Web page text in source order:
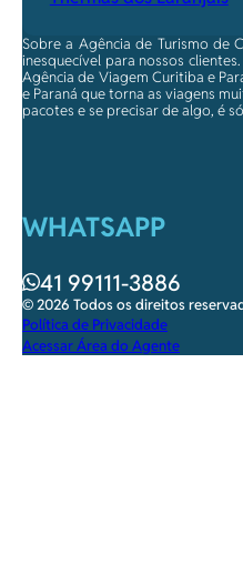
Sobre a Agência de Turismo de
inesquecível para nossos
Agência de Viagem Curitiba e
e Paraná que torna as viagens
pacotes e se precisar de algo, é
WHATSAPP
41 99111-3886
© 2026 Todos os direitos
Política de Privacidade
Acessar Área do Agente